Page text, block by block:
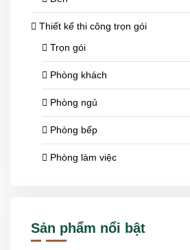
Thiết kế thi công trọn gói
Trọn gói
Phòng khách
Phòng ngủ
Phòng bếp
Phòng làm việc
Sản phẩm nổi bật